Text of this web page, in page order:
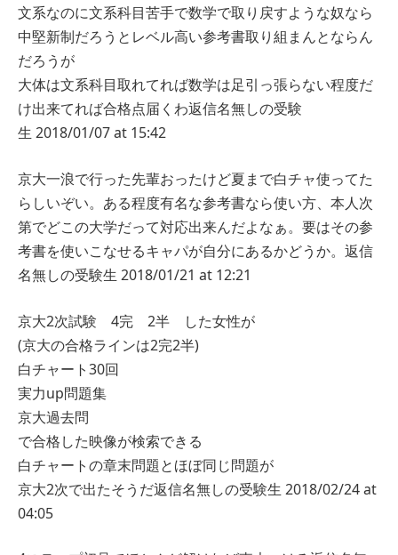
文系なのに文系科目苦手で数学で取り戻すような奴なら
中堅新制だろうとレベル高い参考書取り組まんとならん
だろうが
大体は文系科目取れてれば数学は足引っ張らない程度だ
け出来てれば合格点届くわ返信名無しの受験
生2018/01/07 at 15:42
京大一浪で行った先輩おったけど夏まで白チャ使ってた
らしいぞい。ある程度有名な参考書なら使い方、本人次
第でどこの大学だって対応出来んだよなぁ。要はその参
考書を使いこなせるキャパが自分にあるかどうか。 返信
名無しの受験生 2018/01/21 at 12:21
京大2次試験 4完 2半 した女性が
(京大の合格ラインは2完2半)
白チャート30回
実力up問題集
京大過去問
で合格した映像が検索できる
白チャートの章末問題とほぼ同じ問題が
京大2次で出たそうだ返信名無しの受験生 2018/02/24 at
04:05